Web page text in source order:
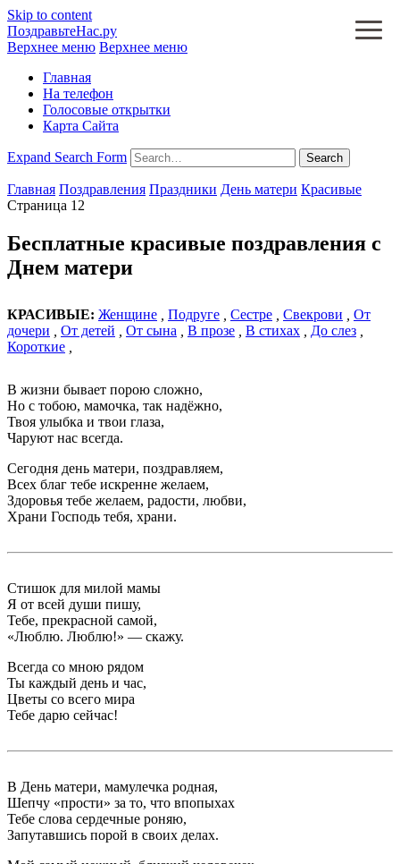
Skip to content
ПоздравьтеНас.ру
Верхнее меню Верхнее меню
Главная
На телефон
Голосовые открытки
Карта Сайта
Expand Search Form Search
Главная Поздравления Праздники День матери Красивые
Страница 12
Бесплатные красивые поздравления с
Днем матери
КРАСИВЫЕ: Женщине Подруге Сестре Свекрови
От
дочери
От детей От сына В прозе В стихах До слез
Короткие
В жизни бывает порою сложно,
Но с тобою, мамочка, так надёжно,
Твоя улыбка и твои глаза,
Чаруют нас всегда.
Сегодня день матери, поздравляем,
Всех благ тебе искренне желаем,
Здоровья тебе желаем, радости, любви,
Храни Господь тебя, храни.
Стишок для милой мамы
Я от всей души пишу,
Тебе, прекрасной самой,
«Люблю. Люблю!» — скажу.
Всегда со мною рядом
Ты каждый день и час,
Цветы со всего мира
Тебе дарю сейчас!
В День матери, мамулечка родная,
Шепчу «прости» за то, что впопыхах
Тебе слова сердечные роняю,
Запутавшись порой в своих делах.